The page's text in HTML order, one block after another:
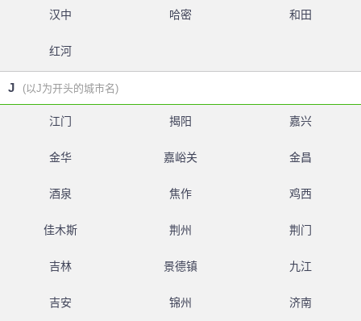
汉中 哈密 和田
红河
J (以J为开头的城市名)
江门 揭阳 嘉兴
金华 嘉峪关 金昌
酒泉 焦作 鸡西
佳木斯 荆州 荆门
吉林 景德镇 九江
吉安 锦州 济南